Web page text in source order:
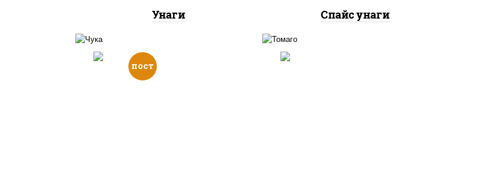
Унаги Спайс унаги
пост